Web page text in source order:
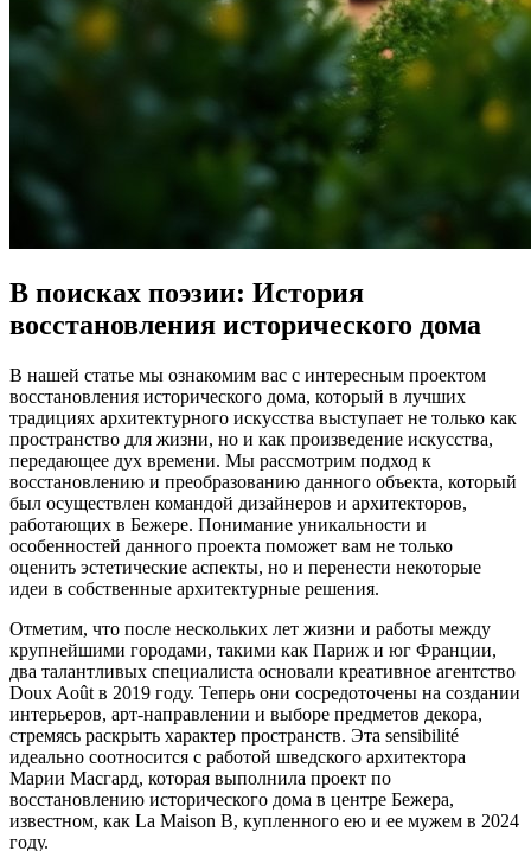
В поисках поэзии: История
восстановления исторического дома
В нашей статье мы ознакомим вас с интересным проектом
восстановления исторического дома, который в лучших
традициях архитектурного искусства выступает не только как
пространство для жизни, но и как произведение искусства,
передающее дух времени. Мы рассмотрим подход к
восстановлению и преобразованию данного объекта, который
был осуществлен командой дизайнеров и архитекторов,
работающих в Бежере. Понимание уникальности и
особенностей данного проекта поможет вам не только
оценить эстетические аспекты, но и перенести некоторые
идеи в собственные архитектурные решения.
Отметим, что после нескольких лет жизни и работы между
крупнейшими городами, такими как Париж и юг Франции,
два талантливых специалиста основали креативное агентство
Doux Août в 2019 году. Теперь они сосредоточены на создании
интерьеров, арт-направлении и выборе предметов декора,
стремясь раскрыть характер пространств. Эта sensibilité
идеально соотносится с работой шведского архитектора
Марии Масгард, которая выполнила проект по
восстановлению исторического дома в центре Бежера,
известном, как La Maison B, купленного ею и ее мужем в 2024
году.